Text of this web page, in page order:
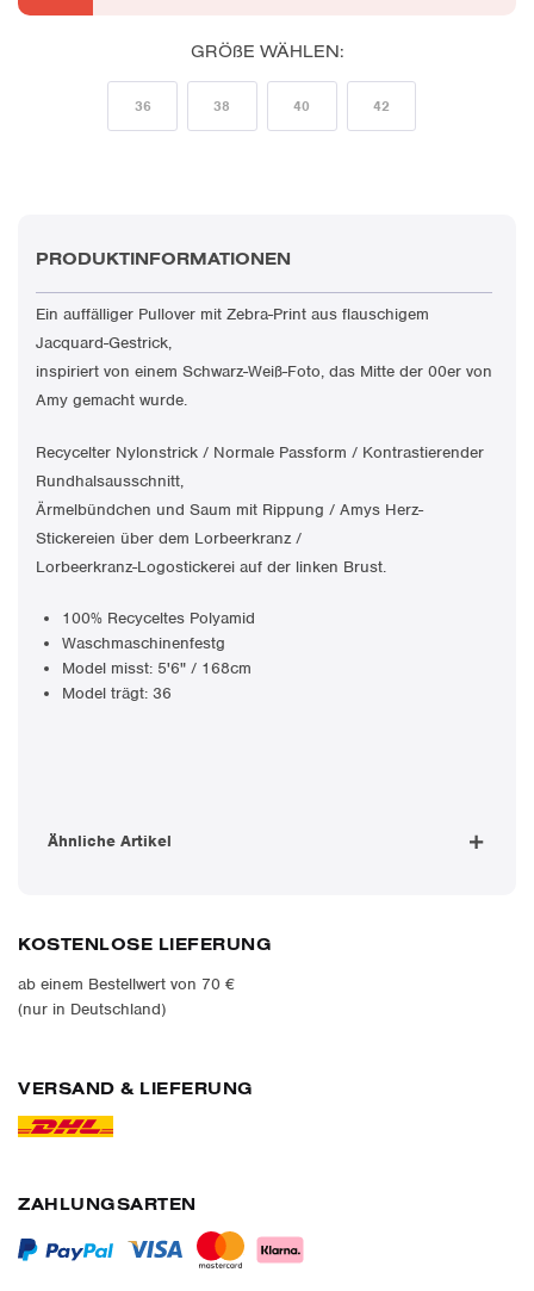
GRÖßE WÄHLEN:
36 38 40 42
PRODUKTINFORMATIONEN
Ein auffälliger Pullover mit Zebra-Print aus flauschigem
Jacquard-Gestrick,
inspiriert von einem Schwarz-Weiß-Foto, das Mitte der 00er von
Amy gemacht wurde.
Recycelter Nylonstrick / Normale Passform / Kontrastierender
Rundhalsausschnitt,
Ärmelbündchen und Saum mit Rippung / Amys Herz-
Stickereien über dem Lorbeerkranz/
Lorbeerkranz-Logostickerei auf der linken Brust.
100% Recyceltes Polyamid
Waschmaschinenfestg
Model misst: 5'6" / 168cm
Model trägt: 36
Ähnliche Artikel
KOSTENLOSE LIEFERUNG
ab einem Bestellwert von 70 €
(nur in Deutschland)
VERSAND & LIEFERUNG
ZAHLUNGSARTEN